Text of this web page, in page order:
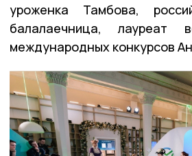
уроженка Тамбова,
балалаечница, лауреат
международных конкурсов